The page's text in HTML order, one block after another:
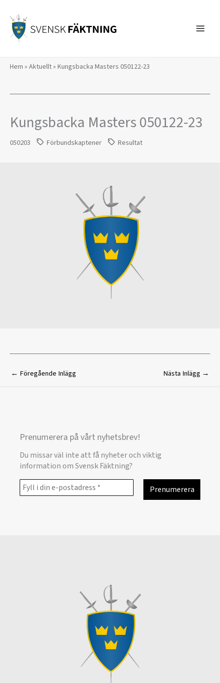
innehåll
Hem » Aktuellt» Kungsbacka Masters 050122-23
Kungsbacka Masters 050122-23
050203 Förbundskaptener Resultat
← Föregående Inlägg Nästa Inlägg →
Prenumerera på vårt nyhetsbrev!
Du missar väl inte att få nyheter och viktig
information om Svensk Fäktning?